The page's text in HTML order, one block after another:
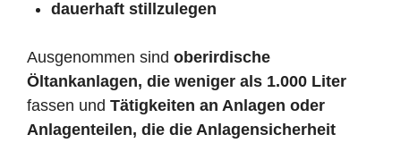
dauerhaft stillzulegen
Ausgenommen sind oberirdische
Öltankanlagen, die weniger als 1.000 Liter
fassen und Tätigkeiten an Anlagen oder
Anlagenteilen, die die Anlagensicherheit